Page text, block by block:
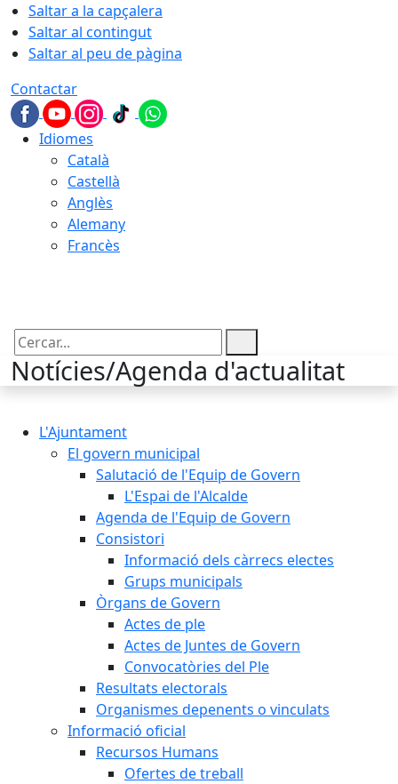
Saltar a la capçalera
Saltar al contingut
Saltar al peu de pàgina
Contactar
Idiomes
Català
Castellà
Anglès
Alemany
Francès
Cercar:
Notícies/Agenda d'actualitat
L'Ajuntament
El govern municipal
Salutació de l'Equip de Govern
L'Espai de l'Alcalde
Agenda de l'Equip de Govern
Consistori
Informació dels càrrecs electes
Grups municipals
Òrgans de Govern
Actes de ple
Actes de Juntes de Govern
Convocatòries del Ple
Resultats electorals
Organismes depenents o vinculats
Informació oficial
Recursos Humans
Ofertes de treball